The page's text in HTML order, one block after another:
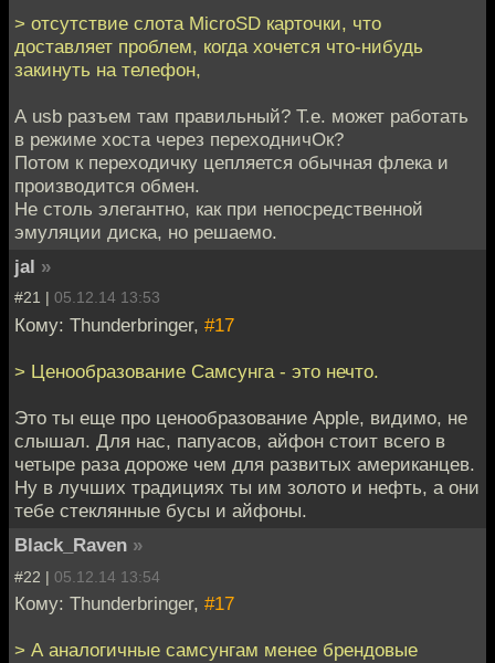
> отсутствие слота MicroSD карточки, что
доставляет проблем, когда хочется что-нибудь
закинуть на телефон,
А usb разъем там правильный? Т.е. может работать
в режиме хоста через переходничОк?
Потом к переходичку цепляется обычная флека и
производится обмен.
Не столь элегантно, как при непосредственной
эмуляции диска, но решаемо.
jal »
#21 | 05.12.14 13:53
Кому: Thunderbringer, #17
> Ценообразование Самсунга - это нечто.
Это ты еще про ценообразование Apple, видимо, не
слышал. Для нас, папуасов, айфон стоит всего в
четыре раза дороже чем для развитых американцев.
Ну в лучших традициях ты им золото и нефть, а они
тебе стеклянные бусы и айфоны.
Black_Raven »
#22 | 05.12.14 13:54
Кому: Thunderbringer, #17
> А аналогичные самсунгам менее брендовые